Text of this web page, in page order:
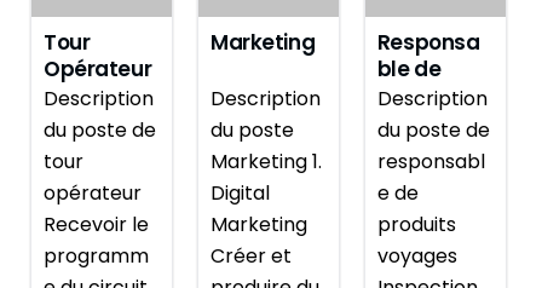
Tour
Opérateur
Description
du poste de
tour
opérateur
Recevoir le
programm
Marketing
Description
du poste
Marketing 1.
Digital
Marketing
Créer et
Responsa
ble de
produits
voyages
Description
du poste de
responsabl
e de
produits
voyages